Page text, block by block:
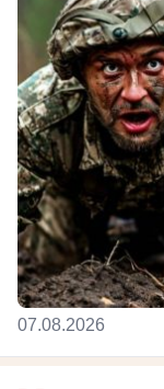
07.08.2026